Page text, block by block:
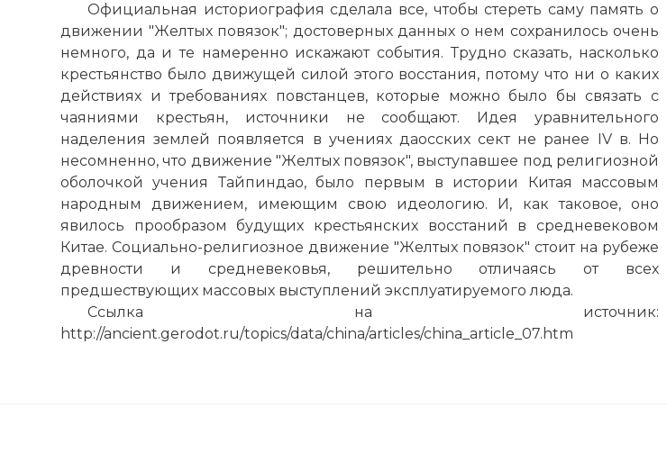
Официальная историография сделала все, чтобы стереть саму память о
движении "Желтых повязок"; достоверных данных о нем сохранилось очень
немного, да и те намеренно искажают события. Трудно сказать, насколько
крестьянство было движущей силой этого восстания, потому что ни о каких
действиях и требованиях повстанцев, которые можно было бы связать с
чаяниями крестьян, источники не сообщают. Идея уравнительного
наделения землей появляется в учениях даосских сект не ранее IV в. Но
несомненно, что движение "Желтых повязок", выступавшее под религиозной
оболочкой учения Тайпиндао, было первым в истории Китая массовым
народным движением, имеющим свою идеологию. И, как таковое, оно
явилось прообразом будущих крестьянских восстаний в средневековом
Китае. Социально-религиозное движение "Желтых повязок" стоит на рубеже
древности и средневековья, решительно отличаясь от всех
предшествующих массовых выступлений эксплуатируемого люда.
Ссылка на источник:
http://ancient.gerodot.ru/topics/data/china/articles/china_article_07.htm
☓